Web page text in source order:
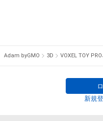
Adam byGMO 3D VOXEL TOY
新規